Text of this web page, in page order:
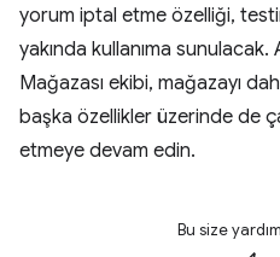
yorum iptal etme özelliği,
yakında kullanıma
Mağazası ekibi, mağazayı
başka özellikler üzerinde de
etmeye devam edin.
Bu size